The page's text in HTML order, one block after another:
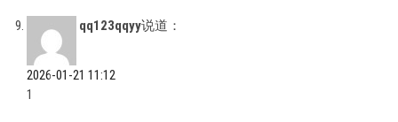
qq123qqyy说道：
2026-01-21 11:12
1